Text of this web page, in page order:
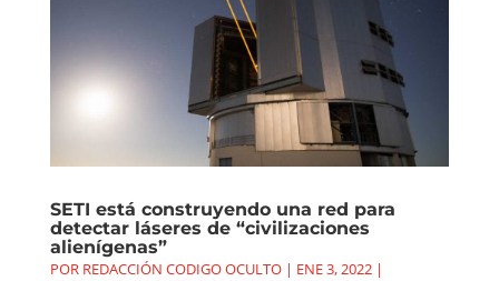
SETI está construyendo una red para
detectar láseres de “civilizaciones
alienígenas”
POR REDACCIÓN CODIGO OCULTO| ENE 3, 2022|